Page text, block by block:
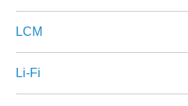
LCM
Li-Fi